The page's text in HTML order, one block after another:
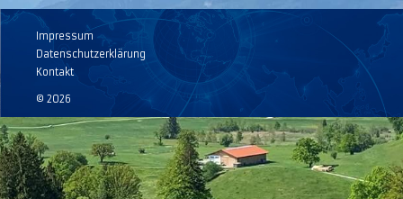
Impressum
Datenschutzerklärung
Kontakt
© 2026